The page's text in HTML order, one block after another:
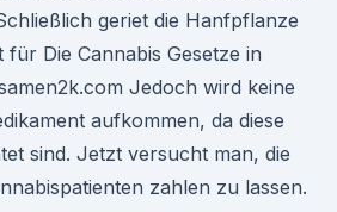
geriet die Hanfpflanze
Die Cannabis Gesetze in
Jedoch wird keine
aufkommen, da diese
sind. Jetzt versucht man, die
zahlen zu lassen.